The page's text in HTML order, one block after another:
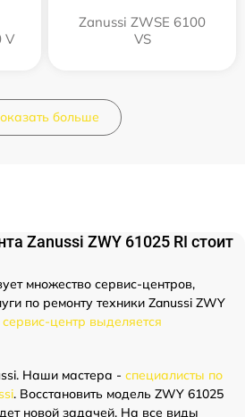
V
Zanussi ZWSE 6100
VS
больше
Zanussi ZWY 61025 RI стоит
множество сервис-центров,
по ремонту техники Zanussi ZWY
центр выделяется
Наши мастера - специалисты по
. Восстановить модель ZWY 61025
новой задачей. На все виды